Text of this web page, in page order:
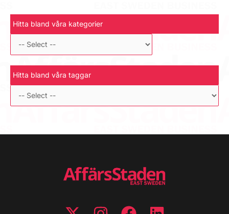
Hitta bland våra kategorier
Hitta bland våra taggar